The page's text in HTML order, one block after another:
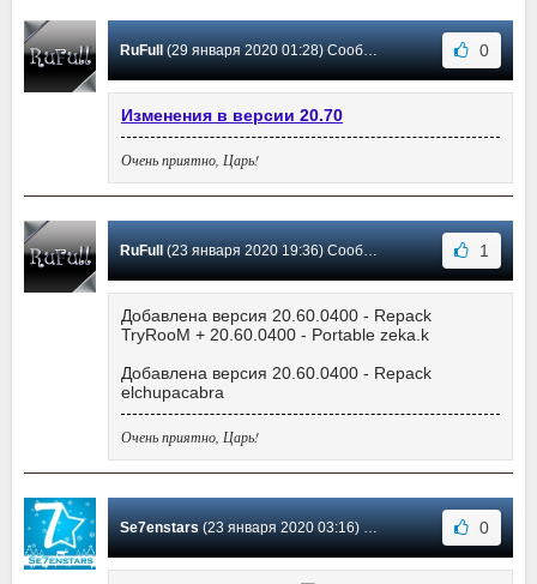
RuFull(29 января 2020 01:28) Сообщение #580 0
Изменения в версии 20.70
Очень приятно, Царь!
RuFull(23 января 2020 19:36) Сообщение #579 1
Добавлена версия 20.60.0400 - Repack
TryRooM + 20.60.0400 - Portable zeka.k
Добавлена версия 20.60.0400 - Repack
elchupacabra
Очень приятно, Царь!
Se7enstars(23 января 2020 03:16) Сообщение #578 0